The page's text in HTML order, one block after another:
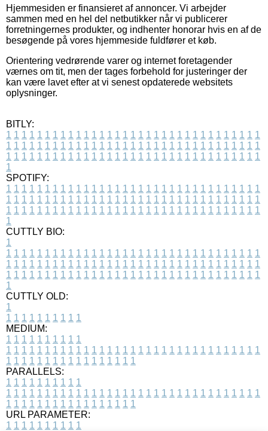
Hjemmesiden er finansieret af annoncer. Vi arbejder
sammen med en hel del netbutikker når vi publicerer
forretningernes produkter, og indhenter honorar hvis en af de
besøgende på vores hjemmeside fuldfører et køb.
Orientering vedrørende varer og internet foretagender
værnes om tit, men der tages forbehold for justeringer der
kan være lavet efter at vi senest opdaterede websitets
oplysninger.
BITLY:
1 1 1 1 1 1 1 1 1 1 1 1 1 1 1 1 1 1 1 1 1 1 1 1 1 1 1 1 1 1 1 1 1
1 1 1 1 1 1 1 1 1 1 1 1 1 1 1 1 1 1 1 1 1 1 1 1 1 1 1 1 1 1 1 1 1
1 1 1 1 1 1 1 1 1 1 1 1 1 1 1 1 1 1 1 1 1 1 1 1 1 1 1 1 1 1 1 1 1
1
SPOTIFY:
1 1 1 1 1 1 1 1 1 1 1 1 1 1 1 1 1 1 1 1 1 1 1 1 1 1 1 1 1 1 1 1 1
1 1 1 1 1 1 1 1 1 1 1 1 1 1 1 1 1 1 1 1 1 1 1 1 1 1 1 1 1 1 1 1 1
1 1 1 1 1 1 1 1 1 1 1 1 1 1 1 1 1 1 1 1 1 1 1 1 1 1 1 1 1 1 1 1 1
1
CUTTLY BIO:
1
1 1 1 1 1 1 1 1 1 1 1 1 1 1 1 1 1 1 1 1 1 1 1 1 1 1 1 1 1 1 1 1 1
1 1 1 1 1 1 1 1 1 1 1 1 1 1 1 1 1 1 1 1 1 1 1 1 1 1 1 1 1 1 1 1 1
1 1 1 1 1 1 1 1 1 1 1 1 1 1 1 1 1 1 1 1 1 1 1 1 1 1 1 1 1 1 1 1 1
1
CUTTLY OLD:
1
1 1 1 1 1 1 1 1 1 1
MEDIUM:
1 1 1 1 1 1 1 1 1 1
1 1 1 1 1 1 1 1 1 1 1 1 1 1 1 1 1 1 1 1 1 1 1 1 1 1 1 1 1 1 1 1 1
1 1 1 1 1 1 1 1 1 1 1 1 1 1 1 1 1
PARALLELS:
1 1 1 1 1 1 1 1 1 1
1 1 1 1 1 1 1 1 1 1 1 1 1 1 1 1 1 1 1 1 1 1 1 1 1 1 1 1 1 1 1 1 1
1 1 1 1 1 1 1 1 1 1 1 1 1 1 1 1 1
URL PARAMETER:
1 1 1 1 1 1 1 1 1 1